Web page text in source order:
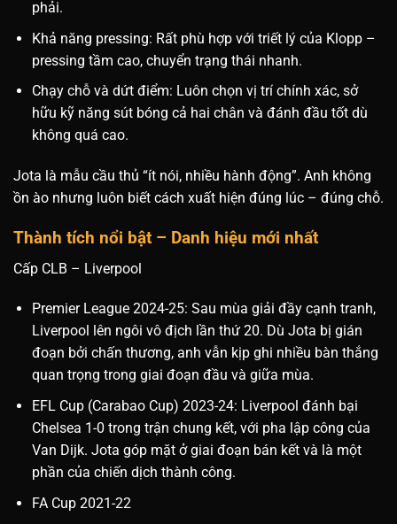
phải.
Khả năng pressing: Rất phù hợp với triết lý của Klopp –
pressing tầm cao, chuyển trạng thái nhanh.
Chạy chỗ và dứt điểm: Luôn chọn vị trí chính xác, sở
hữu kỹ năng sút bóng cả hai chân và đánh đầu tốt dù
không quá cao.
Jota là mẫu cầu thủ “ít nói, nhiều hành động”. Anh không
ồn ào nhưng luôn biết cách xuất hiện đúng lúc – đúng chỗ.
Thành tích nổi bật – Danh hiệu mới nhất
Cấp CLB – Liverpool
Premier League 2024-25: Sau mùa giải đầy cạnh tranh,
Liverpool lên ngôi vô địch lần thứ 20. Dù Jota bị gián
đoạn bởi chấn thương, anh vẫn kịp ghi nhiều bàn thắng
quan trọng trong giai đoạn đầu và giữa mùa.
EFL Cup (Carabao Cup) 2023-24: Liverpool đánh bại
Chelsea 1-0 trong trận chung kết, với pha lập công của
Van Dijk. Jota góp mặt ở giai đoạn bán kết và là một
phần của chiến dịch thành công.
FA Cup 2021-22